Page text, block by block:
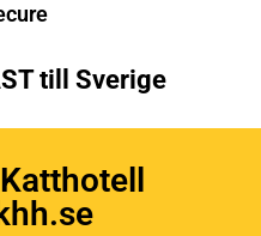
till Sverige